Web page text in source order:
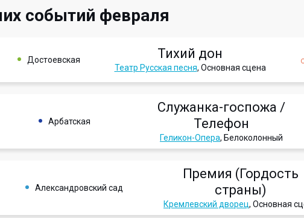
событий февраля
Достоевская Тихий дон
Театр Русская песня, Основная сцена
Арбатская
Служанка-госпожа /
Телефон
Геликон-Опера, Белоколонный
Александровский сад
Премия (Гордость
страны)
Кремлевский дворец, Основная